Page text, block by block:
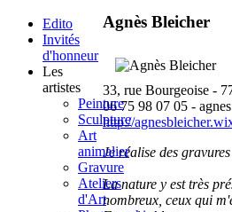
Agnès Bleicher
33, rue Bourgeoise -
06 75 98 07 05 -
http://
Je réalise des
La nature y est très
nombreux, ceux qui
Edito
Invités
d'honneur
Les
artistes
Peinture
Sculpture
Art
animalier
Gravure
Ateliers
d'Art